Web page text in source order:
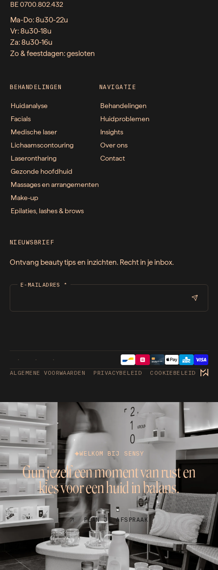
BE 0700.802.432
Ma-Do: 8u30-22u
Vr: 8u30-18u
Za: 8u30-16u
Zo & feestdagen: gesloten
BEHANDELINGEN
Huidanalyse
Facials
Medische laser
Lichaamscontouring
Laserontharing
Gezonde hoofdhuid
Massages en arrangementen
Make-up
Epilaties, lashes & brows
NAVIGATIE
Behandelingen
Huidproblemen
Insights
Over ons
Contact
NIEUWSBRIEF
Ontvang beauty tips en inzichten. Recht in je inbox.
E-MAILADRES *
ALGEMENE VOORWAARDEN PRIVACYBELEID COOKIEBELEID
WELKOM BIJ SENSY
Gun jezelf een moment van rust en
kies voor een huid in balans.
PLAN JE AFSPRAAK